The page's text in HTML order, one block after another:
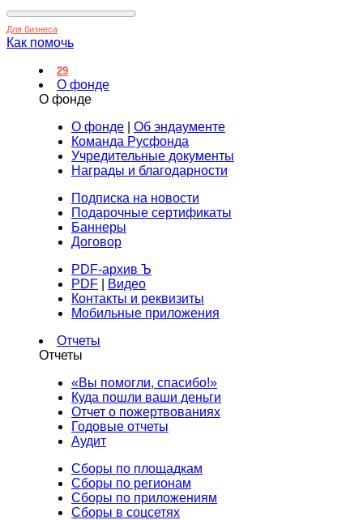
Для бизнеса
Как помочь
29
О фонде
О фонде
О фонде
Об эндаументе
Команда Русфонда
Учредительные документы
Награды и благодарности
Подписка на новости
Подарочные сертификаты
Баннеры
Договор
PDF-архив Ъ
PDF
Видео
Контакты и реквизиты
Мобильные приложения
Отчеты
Отчеты
«Вы помогли, спасибо!»
Куда пошли ваши деньги
Отчет о пожертвованиях
Годовые отчеты
Аудит
Сборы по площадкам
Сборы по регионам
Сборы по приложениям
Сборы в соцсетях